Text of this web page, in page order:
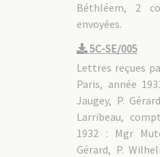
Béthléem, 2
envoyées.
5C-SE/005
Lettres reçues
Paris, année
Jaugey, P.
Larribeau,
1932 : Mgr
Gérard, P.